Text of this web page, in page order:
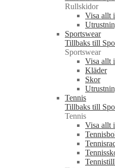
Rullskidor
Visa allt
Sportswear
Tillbaks till
Sportswear
Visa allt
Kläder
Skor
Tennis
Tillbaks till
Tennis
Visa allt